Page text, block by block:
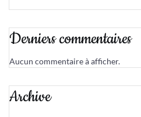
Derniers commentaires
Aucun commentaire à afficher.
Archive